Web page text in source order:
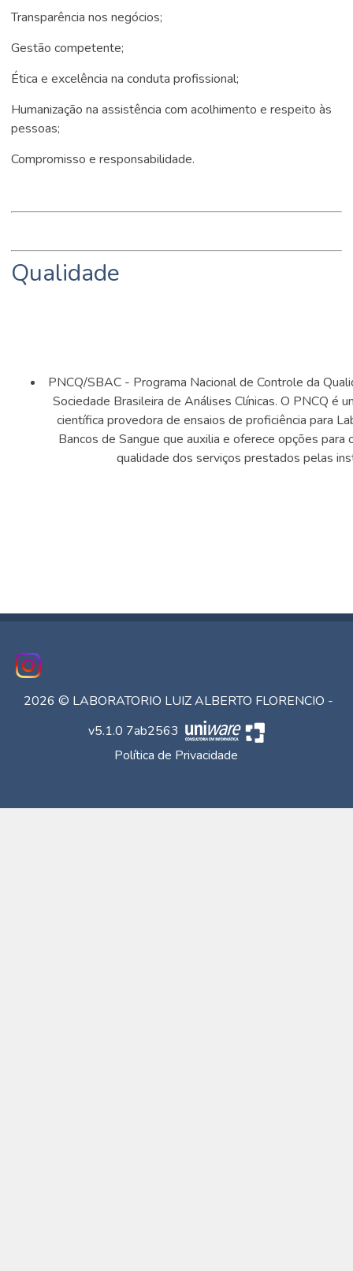
Transparência nos negócios;
Gestão competente;
Ética e excelência na conduta profissional;
Humanização na assistência com acolhimento e respeito às
pessoas;
Compromisso e responsabilidade.
Qualidade
PNCQ/SBAC - Programa Nacional de Controle da
Sociedade Brasileira de Análises Clínicas. O PNCQ é
científica provedora de ensaios de proficiência para
Bancos de Sangue que auxilia e oferece opções para
qualidade dos serviços prestados pelas
2026 © LABORATORIO LUIZ ALBERTO FLORENCIO -
v5.1.0 7ab2563
Política de Privacidade